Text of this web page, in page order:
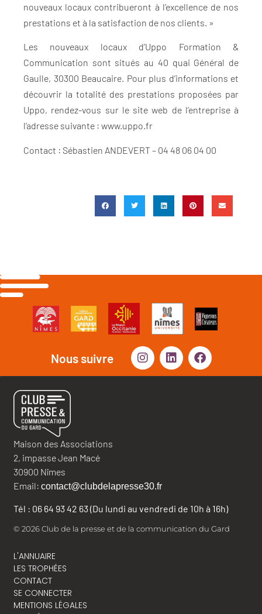
nouveaux locaux contribueront à l’excellence de nos
prestations et à la satisfaction de nos clients. »
Les nouveaux locaux d’Uppo Formation &
Communication sont situés au 40 quai Général de
Gaulle, 30300 Beaucaire. Pour plus d’informations et
découvrir la totalité des prestations proposées par
Uppo, rendez-vous sur le site web de l’entreprise à
l’adresse suivante : www.uppo.fr
Contact : Sébastien ANDEVERT – 04 48 06 04 00
Nous suivre
Maison des Associations
2, impasse Jean Macé
30900 Nîmes
Email: contact@clubdelapresse30.fr
Tél : 06 64 93 42 63 (Du lundi au vendredi de 10h à 16h)
© 2026 Club de la presse et de la communication du Gard
L'ANNUAIRE
LES TROPHÉES
CONTACT
SE CONNECTER
MENTIONS LÉGALES